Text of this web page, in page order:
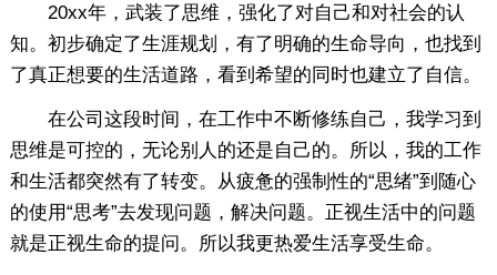
20xx年，武装了思维，强化了对自己和对社会的认
知。初步确定了生涯规划，有了明确的生命导向，也找到
了真正想要的生活道路，看到希望的同时也建立了自信。
在公司这段时间，在工作中不断修练自己，我学习到
思维是可控的，无论别人的还是自己的。所以，我的工作
和生活都突然有了转变。从疲惫的强制性的“思绪”到随心
的使用“思考”去发现问题，解决问题。正视生活中的问题
就是正视生命的提问。所以我更热爱生活享受生命。